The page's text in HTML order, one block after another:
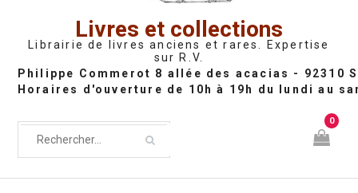
Livres et collections
Librairie de livres anciens et rares. Expertise
sur R.V.
0